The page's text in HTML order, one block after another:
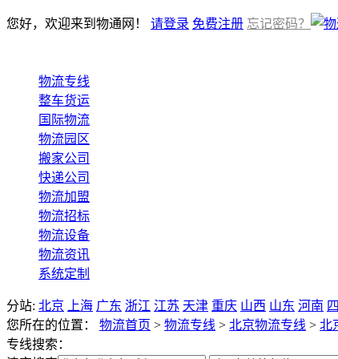
您好，欢迎来到物通网！ 请登录 免费注册 忘记密码？
物流专线
整车货运
国际物流
物流园区
搬家公司
快递公司
物流加盟
物流招标
物流设备
物流资讯
系统定制
分站: 北京 上海 广东 浙江 江苏 天津 重庆 山西 山东 河南
您所在的位置：
物流首页 > 物流专线 > 北京物流专线 > 北
专线搜索：